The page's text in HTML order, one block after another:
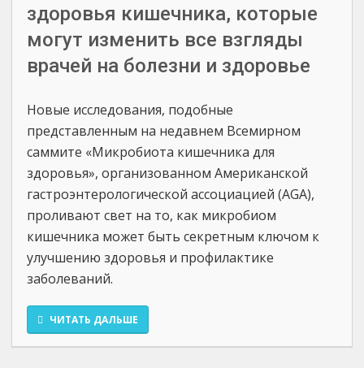
здоровья кишечника, которые
могут изменить все взгляды
врачей на болезни и здоровье
Новые исследования, подобные
представленным на недавнем Всемирном
саммите «Микробиота кишечника для
здоровья», организованном Американской
гастроэнтерологической ассоциацией (AGA),
проливают свет на то, как микробиом
кишечника может быть секретным ключом к
улучшению здоровья и профилактике
заболеваний.
ЧИТАТЬ ДАЛЬШЕ